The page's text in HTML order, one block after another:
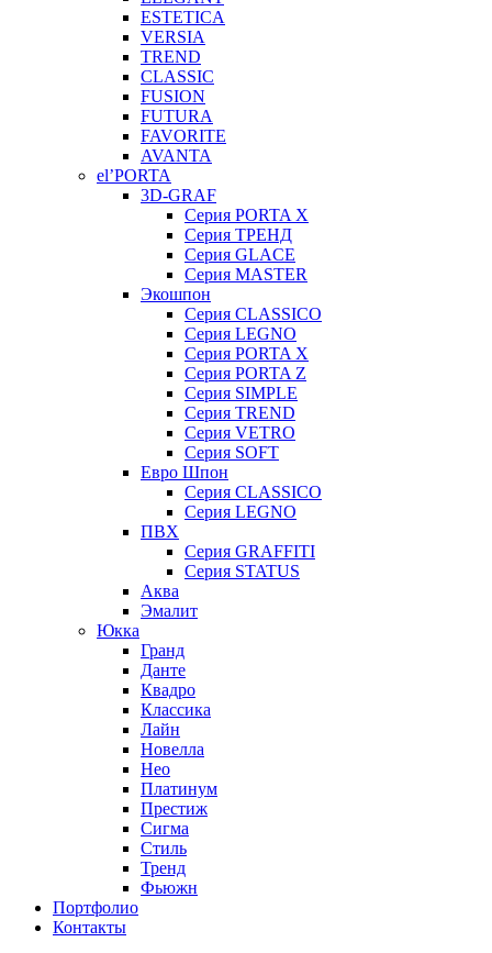
ESTETICA
VERSIA
TREND
CLASSIC
FUSION
FUTURA
FAVORITE
AVANTA
el’PORTA
3D-GRAF
Серия PORTA X
Серия ТРЕНД
Серия GLACE
Серия MASTER
Экошпон
Серия CLASSICO
Серия LEGNO
Серия PORTA X
Серия PORTA Z
Серия SIMPLE
Серия TREND
Серия VETRO
Серия SOFT
Евро Шпон
Серия CLASSICO
Серия LEGNO
ПВХ
Серия GRAFFITI
Серия STATUS
Аква
Эмалит
Юкка
Гранд
Данте
Квадро
Классика
Лайн
Новелла
Нео
Платинум
Престиж
Сигма
Стиль
Тренд
Фьюжн
Портфолио
Контакты